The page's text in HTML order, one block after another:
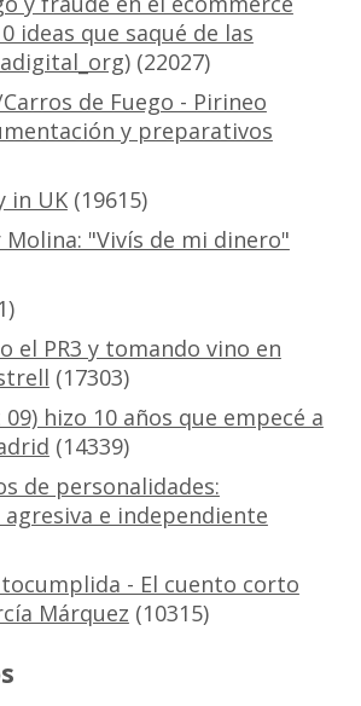
ideas que saqué de las
(22027)
de Fuego - Pirineo
y preparativos
in UK(19615)
"Vivís de mi dinero"
el PR3 y tomando vino en
(17303)
hizo 10 años que empecé a
(14339)
de personalidades:
e independiente
- El cuento corto
Márquez (10315)